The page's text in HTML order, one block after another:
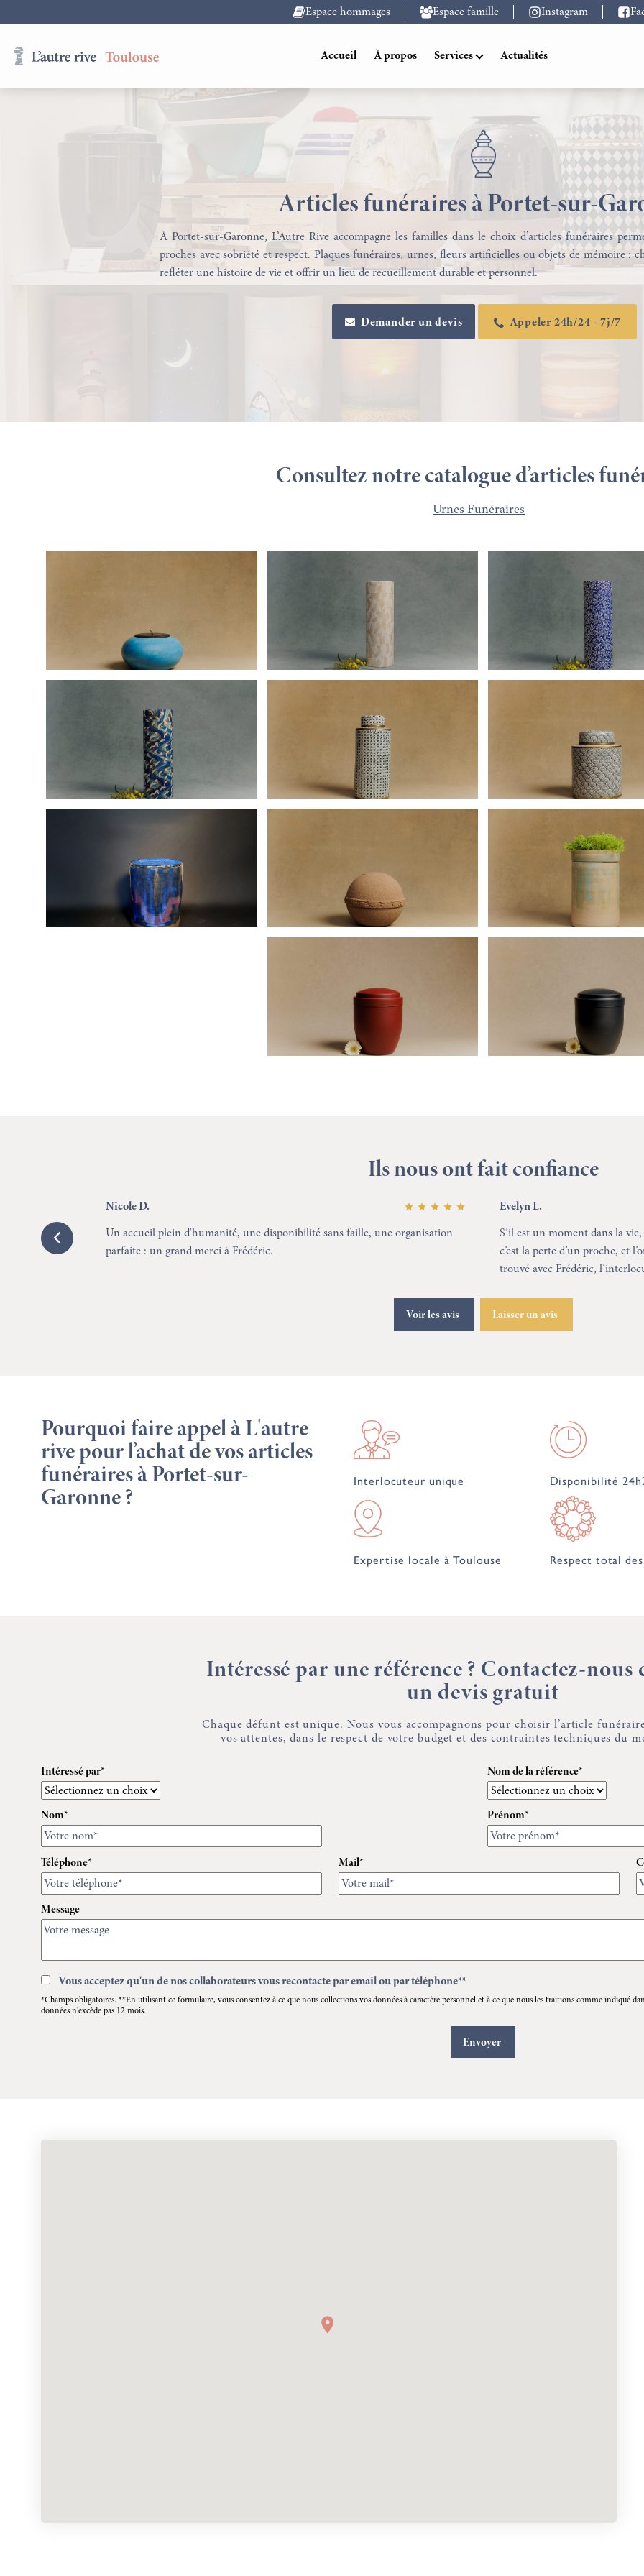
Espace hommages Espace famille Instagram
Accueil À propos Services Actualités
Articles funéraires à Portet-sur-
À Portet-sur-Garonne, L’Autre Rive accompagne les familles dans le choix d’articles funéraires
proches avec sobriété et respect. Plaques funéraires, urnes, fleurs artificielles ou objets de mémoire :
refléter une histoire de vie et offrir un lieu de recueillement durable et personnel.
Demander un devis Appeler 24h/24 - 7j/7
Consultez notre catalogue d’articles
Urnes Funéraires
Ils nous ont fait confiance
aidé, ainsi
à bien
Nicole D.
Un accueil plein d'humanité, une disponibilité sans faille, une organisation
parfaite : un grand merci à Frédéric.
Evelyn L.
S’il est un moment dans la
c’est la perte d’un proche, et
trouvé avec Frédéric,
Voir les avis Laisser un avis
Pourquoi faire appel à L'autre
rive pour l’achat de vos articles
funéraires à Portet-sur-
Garonne ?
Interlocuteur unique Disponibilité
Expertise locale à Toulouse Respect total
Intéressé par une référence ? Contactez-nous
un devis gratuit
Chaque défunt est unique. Nous vous accompagnons pour choisir l’article
vos attentes, dans le respect de votre budget et des contraintes techniques du
Intéressé par* Nom de la référence*
Nom* Prénom*
Téléphone* Mail*
Message
Vous acceptez qu'un de nos collaborateurs vous recontacte par email ou par téléphone**
*Champs obligatoires. **En utilisant ce formulaire, vous consentez à ce que nous collections vos données à caractère personnel et à ce que nous les traitions comme indiqué
données n'excède pas 12 mois.